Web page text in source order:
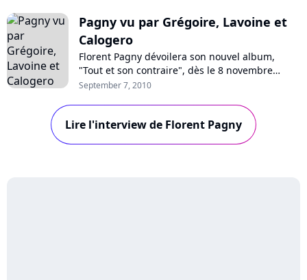
Pagny vu par Grégoire, Lavoine et
Calogero
Florent Pagny dévoilera son nouvel album,
"Tout et son contraire", dès le 8 novembre
prochain. Un disque sur lequel collaborent
Attal, Vincent Baguian, Daran, John Mamann,
mais aussi Grégoire, Marc Lavoine, et Calogero
: visionnez les interview de ces trois derniers...
September 7, 2010
Lire l'interview de Florent Pagny